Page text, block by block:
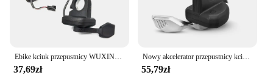
Ebike kciuk przepustnicy WUXING 108X palec przepustnicy 24V 36V 48V 60V 72V napięcie uniwersalne lewego prawego kciuka przepustnicy dla E skuter
37,69zł
Nowy akcelerator przepustnicy kciuka z wodoodpornym złączem żeńskim 3PIN do Ebike kompatybilny z zestawami silnikiem BAFANG
55,79zł